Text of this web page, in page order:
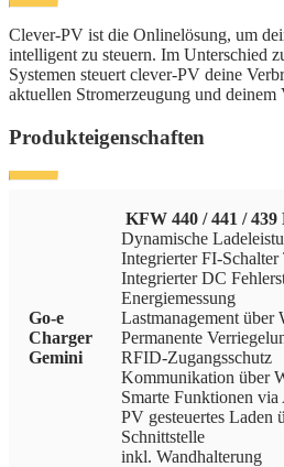
Clever-PV ist die Onlinelösung, um
intelligent zu steuern. Im Unterschied
Systemen steuert clever-PV deine
aktuellen Stromerzeugung und deinem
Produkteigenschaften
Go-e
Charger
Gemini
KFW 440 / 441 /
Dynamische
Integrierter FI-Schalter
Integrierter DC
Energiemessung
Lastmanagement über
Permanente
RFID-Zugangsschutz
Kommunikation über
Smarte Funktionen via
PV gesteuertes Laden
Schnittstelle
inkl. Wandhalterung